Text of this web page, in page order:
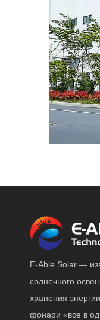
E-Able Solar —
солнечного
хранения
фонари «все в